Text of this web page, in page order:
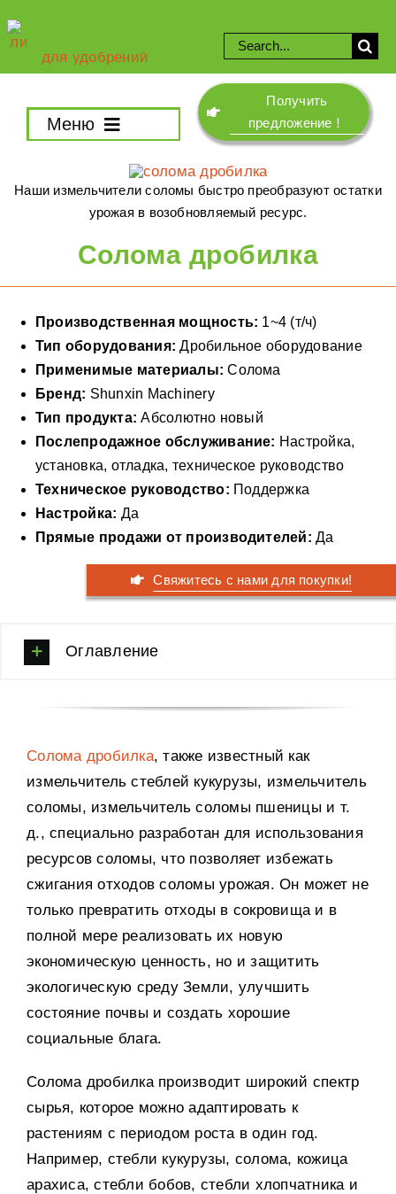
to
content
Search
for:
Меню
Решение
Смесительная машина
Дробильная машина
Грануляции
Сушилки и охладители
Вспомогательное оборудование
Постобработка
Случай
Решение «под ключ»
Новый Пост
Получить
предложение！
Наши измельчители соломы быстро преобразуют остатки
урожая в возобновляемый ресурс.
Солома дробилка
Производственная мощность: 1~4 (т/ч)
Тип оборудования: Дробильное оборудование
Применимые материалы: Солома
Бренд: Shunxin Machinery
Тип продукта: Абсолютно новый
Послепродажное обслуживание: Настройка,
установка, отладка, техническое руководство
Техническое руководство: Поддержка
Настройка: Да
Прямые продажи от производителей: Да
Свяжитесь с нами для покупки!
Оглавление
Солома дробилка, также известный как
измельчитель стеблей кукурузы, измельчитель
соломы, измельчитель соломы пшеницы и т.
д., специально разработан для использования
ресурсов соломы, что позволяет избежать
сжигания отходов соломы урожая. Он может не
только превратить отходы в сокровища и в
полной мере реализовать их новую
экономическую ценность, но и защитить
экологическую среду Земли, улучшить
состояние почвы и создать хорошие
социальные блага.
Солома дробилка производит широкий спектр
сырья, которое можно адаптировать к
растениям с периодом роста в один год.
Например, стебли кукурузы, солома, кожица
арахиса, стебли бобов, стебли хлопчатника и